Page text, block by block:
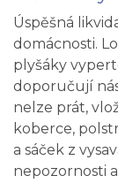
Úspěšná
domácnosti.
plyšáky
doporučují
nelze prát,
koberce,
a sáček z
nepozornosti